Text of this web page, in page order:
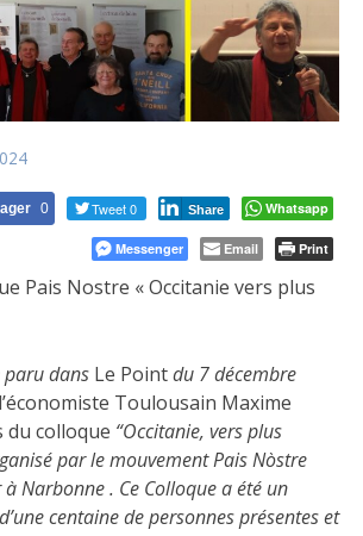
0 Tweet 0 Share Whatsapp
Messenger Email Print
Pais Nostre « Occitanie vers plus
paru dans Le Pointdu 7 décembre
Toulousain Maxime
du colloque “Occitanie, vers plus
par le mouvement Pais Nòstre
Narbonne . Ce Colloque a été un
centaine de personnes présentes et